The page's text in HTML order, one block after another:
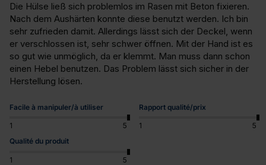
Die Hülse ließ sich problemlos im Rasen mit Beton fixieren.
Nach dem Aushärten konnte diese benutzt werden. Ich bin
sehr zufrieden damit. Allerdings lässt sich der Deckel, wenn
er verschlossen ist, sehr schwer öffnen. Mit der Hand ist es
so gut wie unmöglich, da er klemmt. Man muss dann schon
einen Hebel benutzen. Das Problem lässt sich sicher in der
Herstellung lösen.
Facile à manipuler/à utiliser
1 5
Rapport qualité/prix
1
5
Qualité du produit
1 5